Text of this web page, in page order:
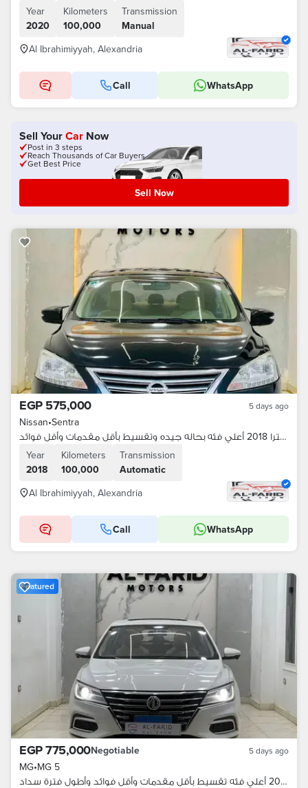
Year
2020
Kilometers
100,000
Transmission
Manual
Al Ibrahimiyyah, Alexandria
Call WhatsApp
Sell YourCar Now
Post in 3 steps
Reach Thousands of Car Buyers
Get Best Price
Sell Now
EGP 575,000 5 days ago
Nissan•Sentra
نيسان سنترا 2018 أعلي فئه بحاله جيده وتقسيط بأقل مقدمات وأقل فوائد
Year
2018
Kilometers
100,000
Transmission
Automatic
Al Ibrahimiyyah, Alexandria
Call WhatsApp
Featured
EGP 775,000Negotiable 5 days ago
MG•MG 5
ام جي 5 2021 أعلي فئه تقسيط بأقل مقدمات وأقل فوائد وأطول فترة سداد